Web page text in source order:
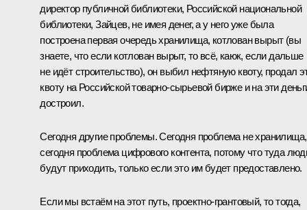
директор публичной библиотеки, Российской национальной
библиотеки, Зайцев, не имея денег, а у него уже была
построена первая очередь хранилища, котлован вырыт (вы
знаете, что если котлован вырыт, то всё, каюк, если дальше
не идёт строительство), он выбил нефтяную квоту, продал
квоту на Российской товарно-сырьевой бирже и на эти
достроил.
Сегодня другие проблемы. Сегодня проблема не хранилища,
сегодня проблема цифрового контента, потому что туда
будут приходить, только если это им будет предоставлено.
Если мы встаём на этот путь, проектно-грантовый, то тогда,